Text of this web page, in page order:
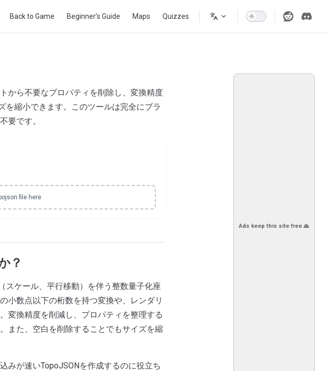
Back to Game Beginner’s Guide Maps Quizzes
Ads keep this site free 🙏
から不要なプロパティを削除し、変換精度
を縮小できます。このツールは完全にブラ
要です。
file here
？
スケール、平行移動）を伴う整数量子化座
小数点以下の桁数を持つ変換や、レンダリ
変換精度を削減し、プロパティを整理する
また、空白を削除することでもサイズを縮
みが速いTopoJSONを作成するのに役立ち